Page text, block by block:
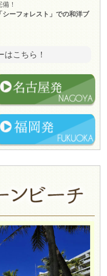
！
ーフォレスト」での和洋ブ
はこちら！